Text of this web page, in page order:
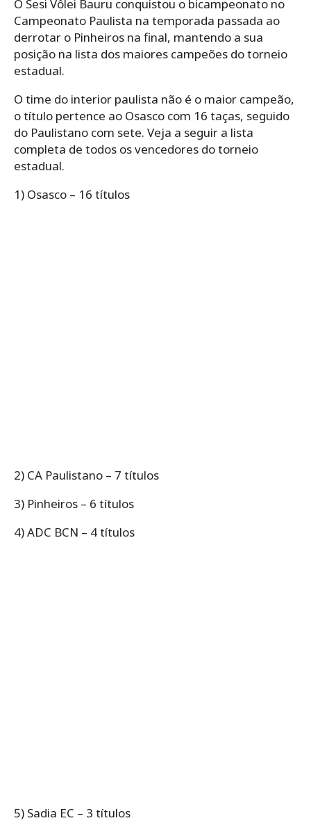
O Sesi Vôlei Bauru conquistou o bicampeonato no
Campeonato Paulista na temporada passada ao
derrotar o Pinheiros na final, mantendo a sua
posição na lista dos maiores campeões do torneio
estadual.
O time do interior paulista não é o maior campeão,
o título pertence ao Osasco com 16 taças, seguido
do Paulistano com sete. Veja a seguir a lista
completa de todos os vencedores do torneio
estadual.
1) Osasco – 16 títulos
2) CA Paulistano – 7 títulos
3) Pinheiros – 6 títulos
4) ADC BCN – 4 títulos
5) Sadia EC – 3 títulos